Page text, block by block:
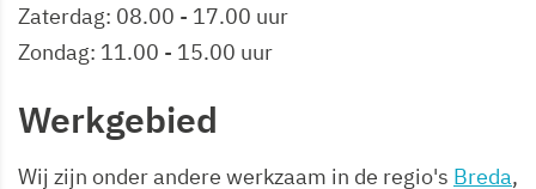
Zaterdag: 08.00 - 17.00 uur
Zondag: 11.00 - 15.00 uur
Werkgebied
Wij zijn onder andere werkzaam in de regio's Breda,